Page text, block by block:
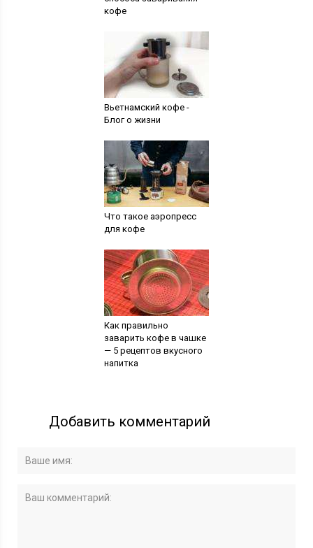
кофе
Вьетнамский кофе -
Блог о жизни
Что такое аэропресс
для кофе
Как правильно
заварить кофе в чашке
— 5 рецептов вкусного
напитка
Добавить комментарий